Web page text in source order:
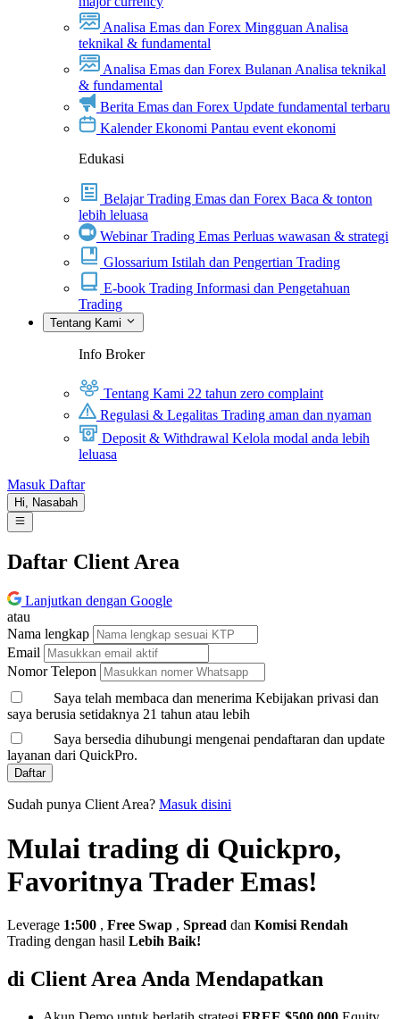
Analisa Emas dan Forex Mingguan Analisa
teknikal & fundamental
Analisa Emas dan Forex Bulanan Analisa teknikal
& fundamental
Berita Emas dan Forex Update fundamental terbaru
Kalender Ekonomi Pantau event ekonomi
Edukasi
Belajar Trading Emas dan Forex Baca & tonton
lebih leluasa
Webinar Trading Emas Perluas wawasan & strategi
Glossarium Istilah dan Pengertian Trading
E-book Trading Informasi dan Pengetahuan
Trading
Tentang Kami
Info Broker
Tentang Kami 22 tahun zero complaint
Regulasi & Legalitas Trading aman dan nyaman
Deposit & Withdrawal Kelola modal anda lebih
leluasa
Masuk Daftar
Hi, Nasabah
Daftar Client Area
Lanjutkan dengan Google
atau
Nama lengkap
Email
Nomor Telepon
Saya telah membaca dan menerima Kebijakan privasi dan
saya berusia setidaknya 21 tahun atau lebih
Saya bersedia dihubungi mengenai pendaftaran dan update
layanan dari QuickPro.
Daftar
Sudah punya Client Area? Masuk disini
Mulai trading di Quickpro,
Favoritnya Trader Emas!
Leverage 1:500 , Free Swap , Spread dan Komisi Rendah
Trading dengan hasil Lebih Baik!
di Client Area Anda Mendapatkan